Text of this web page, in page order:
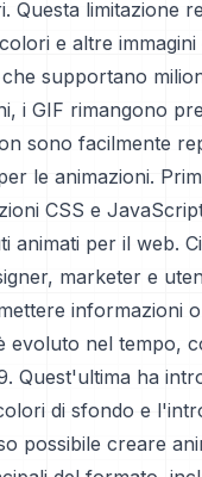
Questa limitazione
e altre
supportano
i GIF rimangono
sono facilmente
le animazioni.
CSS e
animati per il web.
marketer e
informazioni
evoluto nel tempo,
Quest'ultima ha
di sfondo e
possibile creare